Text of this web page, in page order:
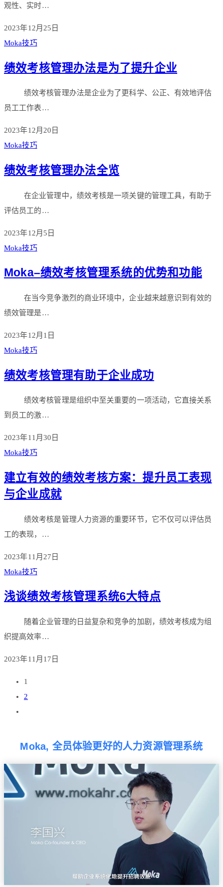
观性、实时…
2023年12月25日
Moka技巧
绩效考核管理办法是为了提升企业
绩效考核管理办法是企业为了更科学、公正、有效地评估
员工工作表…
2023年12月20日
Moka技巧
绩效考核管理办法全览
在企业管理中，绩效考核是一项关键的管理工具，有助于
评估员工的…
2023年12月5日
Moka技巧
Moka–绩效考核管理系统的优势和功能
在当今竞争激烈的商业环境中，企业越来越意识到有效的
绩效管理是…
2023年12月1日
Moka技巧
绩效考核管理有助于企业成功
绩效考核管理是组织中至关重要的一项活动，它直接关系
到员工的激…
2023年11月30日
Moka技巧
建立有效的绩效考核方案：提升员工表现
与企业成就
绩效考核是管理人力资源的重要环节，它不仅可以评估员
工的表现，…
2023年11月27日
Moka技巧
浅谈绩效考核管理系统6大特点
随着企业管理的日益复杂和竞争的加剧，绩效考核成为组
织提高效率…
2023年11月17日
1
2
Moka, 全员体验更好的人力资源管理系统